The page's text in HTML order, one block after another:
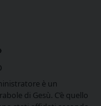
è un
di Gesù. C’è quello